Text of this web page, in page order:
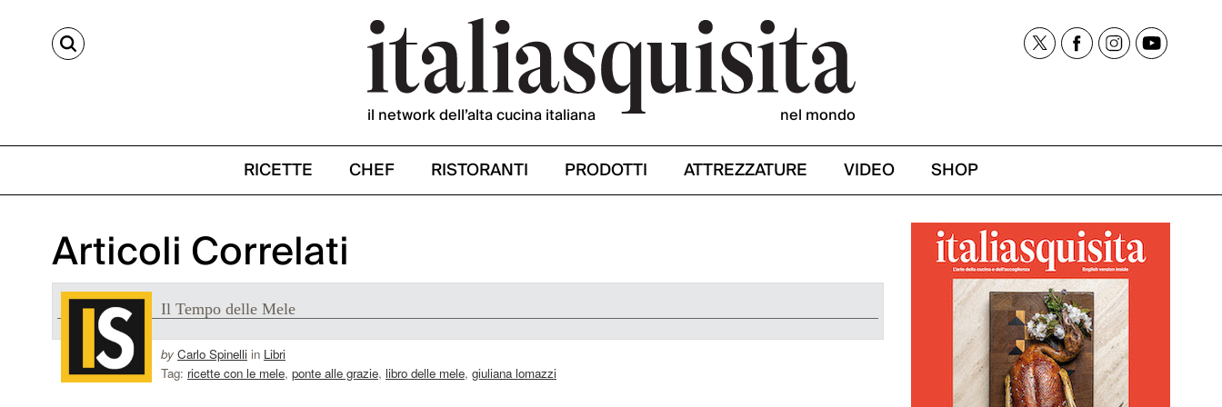
CERCA
il network dell’alta cucina italiana nel mondo
RICETTE CHEF RISTORANTI PRODOTTI ATTREZZATURE VIDEO SHOP
Articoli Correlati
Il Tempo delle Mele
by Carlo Spinelli in Libri
Tag: ricette con le mele, ponte alle grazie, libro delle mele, giuliana lomazzi